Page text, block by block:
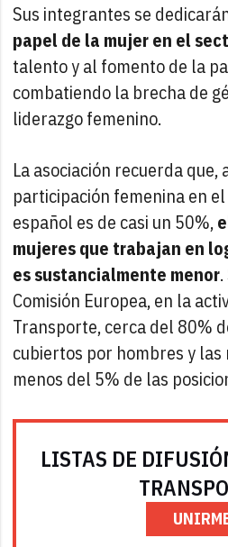
Sus integrantes se
papel de la mujer en el
talento y al fomento de la
combatiendo la brecha de
liderazgo femenino.
La asociación recuerda que,
participación femenina en
español es de casi un 50%,
mujeres que trabajan en
es sustancialmente menor
Comisión Europea, en la
Transporte, cerca del 80%
cubiertos por hombres y las
menos del 5% de las
LISTAS DE